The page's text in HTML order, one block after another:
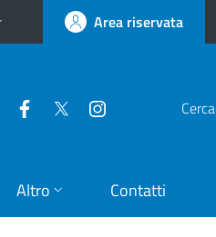
Area riservata
Cerca
Altro Contatti